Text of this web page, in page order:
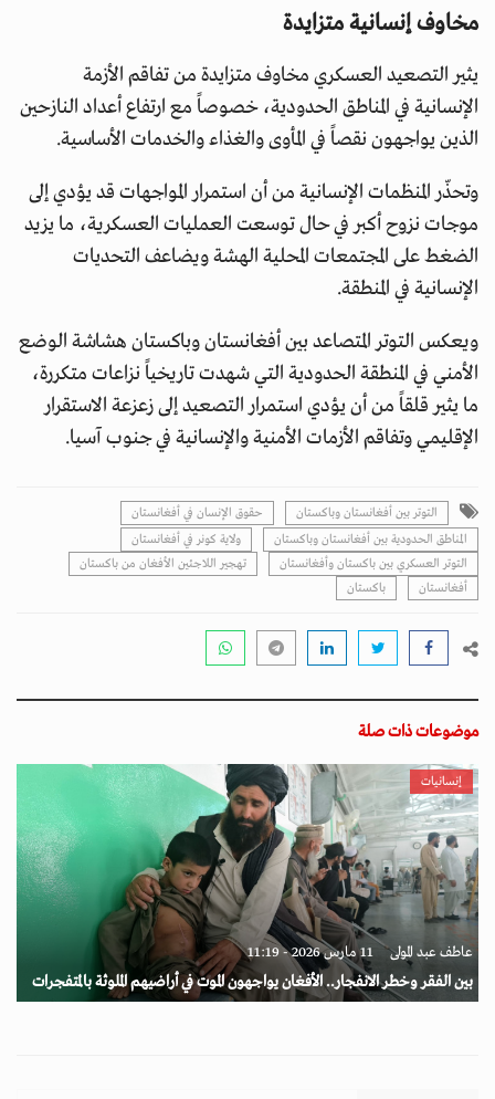
مخاوف إنسانية متزايدة
يثير التصعيد العسكري مخاوف متزايدة من تفاقم الأزمة
الإنسانية في المناطق الحدودية، خصوصاً مع ارتفاع أعداد النازحين
الذين يواجهون نقصاً في المأوى والغذاء والخدمات الأساسية.
وتحذّر المنظمات الإنسانية من أن استمرار المواجهات قد يؤدي إلى
موجات نزوح أكبر في حال توسعت العمليات العسكرية، ما يزيد
الضغط على المجتمعات المحلية الهشة ويضاعف التحديات
الإنسانية في المنطقة.
ويعكس التوتر المتصاعد بين أفغانستان وباكستان هشاشة الوضع
الأمني في المنطقة الحدودية التي شهدت تاريخياً نزاعات متكررة،
ما يثير قلقاً من أن يؤدي استمرار التصعيد إلى زعزعة الاستقرار
الإقليمي وتفاقم الأزمات الأمنية والإنسانية في جنوب آسيا.
التوتر بين أفغانستان وباكستان
حقوق الإنسان في أفغانستان
المناطق الحدودية بين أفغانستان وباكستان
ولاية كونر في أفغانستان
التوتر العسكري بين باكستان وأفغانستان
تهجير اللاجئين الأفغان من باكستان
أفغانستان
باكستان
موضوعات ذات صلة
إنسانيات
عاطف عبد المولى 11 مارس 2026 - 11:19
بين الفقر وخطر الانفجار.. الأفغان يواجهون الموت في أراضيهم الملوثة بالمتفجرات